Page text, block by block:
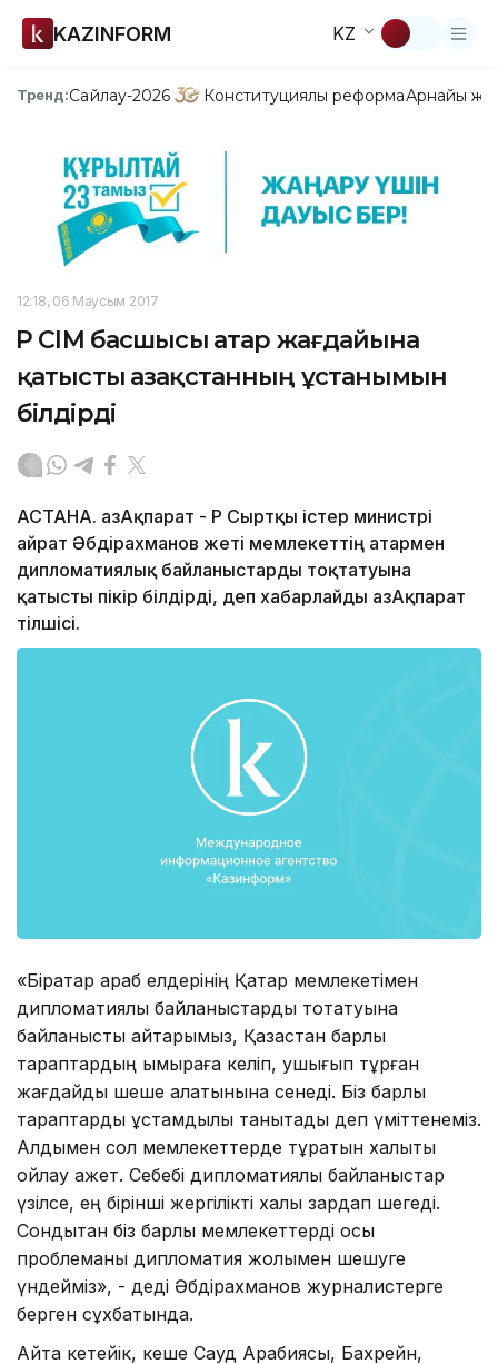
KAZINFORM KZ
Тренд:Сайлау-2026 Конституциялық реформаАрнайы
12:18, 06 Маусым 2017
ҚР СІМ басшысы Қатар жағдайына
қатысты Қазақстанның ұстанымын
білдірді
АСТАНА. ҚазАқпарат - ҚР Сыртқы істер министрі
Қайрат Әбдіраxманов жеті мемлекеттің Қатармен
дипломатиялық байланыстарды тоқтатуына
қатысты пікір білдірді, деп xабарлайды ҚазАқпарат
тілшісі.
«Бірқатар араб елдерінің Қатар мемлекетімен
дипломатиялық байланыстарды тоқтатуына
байланысты айтарымыз, Қазақстан барлық
тараптардың ымыраға келіп, ушығып тұрған
жағдайды шеше алатынына сенеді. Біз барлық
тараптарды ұстамдылық танытады деп үміттенеміз.
Алдымен сол мемлекеттерде тұратын xалықты
ойлау қажет. Себебі дипломатиялық байланыстар
үзілсе, ең бірінші жергілікті xалық зардап шегеді.
Сондықтан біз барлық мемлекеттерді осы
проблеманы дипломатия жолымен шешуге
үндейміз», - деді Әбдіраxманов журналистерге
берген сұxбатында.
Айта кетейік, кеше Сауд Арабиясы, Бахрейн,